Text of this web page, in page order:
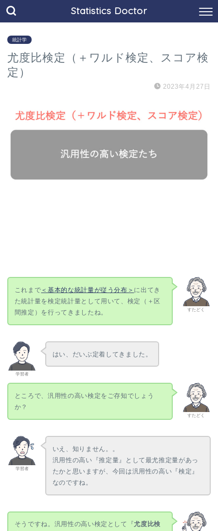
Statistics Doctor
統計学
尤度比検定（＋ワルド検定、スコア検
定）
2023年4月27日
\vec#1{\boldsymbol{#1}}
\\ \gdef \rank
{\mathrm{rank}} \\ \gdef
\det {\mathrm{det}} \\
\gdef \Bern
{\mathrm{Bern}} \\ \gdef
\gdef \Mn
{\mathrm{Mn}} \\ \gdef
\Cov {\mathrm{Cov}} \\
\gdef \Po {\mathrm{Po}}
\\ \gdef \HG
{\mathrm{HG}} \\ \gdef
\Geo {\mathrm{Geo}}\\
\gdef \N {\mathrm{N}}
\\ \gdef \LN
\U {\mathrm{U}} \\
\gdef \t {\mathrm{t}} \\
\gdef \F {\mathrm{F}} \\
\gdef \Exp
{\mathrm{Exp}} \\ \gdef
\Ga {\mathrm{Ga}} \\
\gdef \Be {\mathrm{Be}}
{\mathrm{NB}}
すたどく
これまで ＜基本的な統計量が従う分布＞ に出てき
た統計量を検定統計量として用いて、検定（＋区
間推定）を行ってきましたね。
学習者
はい、だいぶ定着してきました。
すたどく
ところで、汎用性の高い検定をご存知でしょう
か？
学習者
いえ、知りません。。
汎用性の高い『推定量』として最尤推定量があっ
たかと思いますが、今回は汎用性の高い『検定』
なのですね。
そうですね。汎用性の高い検定として『尤度比検